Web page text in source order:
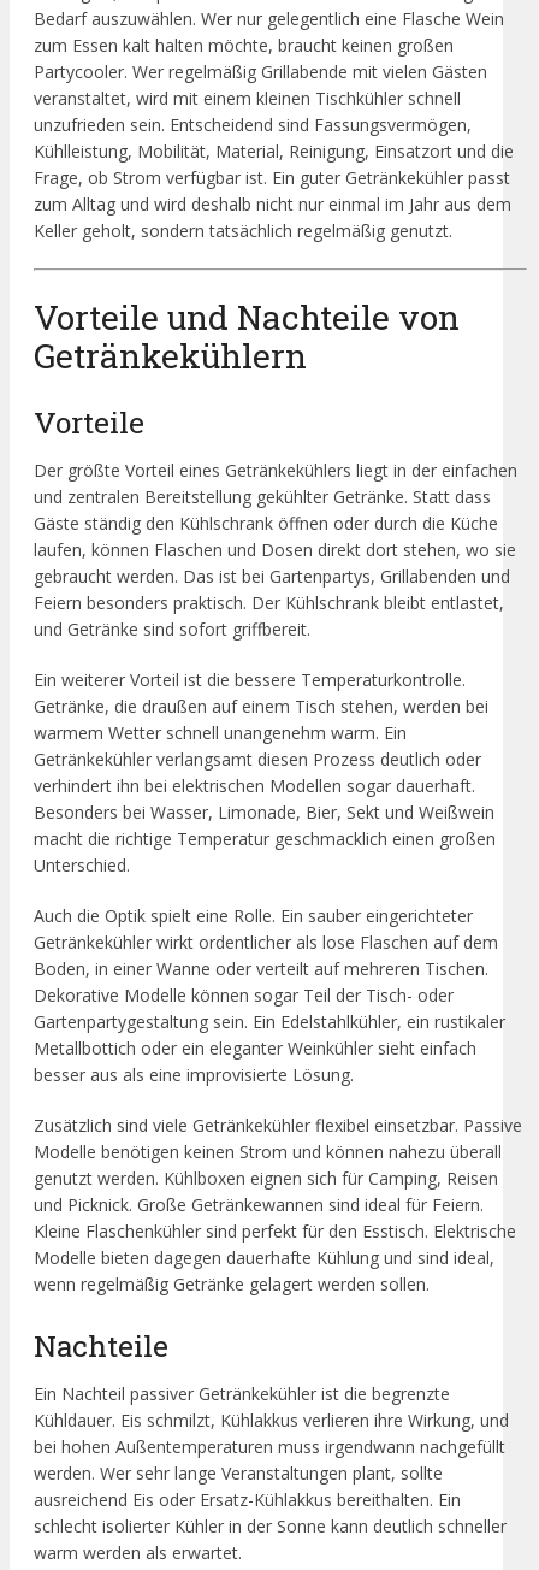
Bedarf auszuwählen. Wer nur gelegentlich eine Flasche Wein
zum Essen kalt halten möchte, braucht keinen großen
Partycooler. Wer regelmäßig Grillabende mit vielen Gästen
veranstaltet, wird mit einem kleinen Tischkühler schnell
unzufrieden sein. Entscheidend sind Fassungsvermögen,
Kühlleistung, Mobilität, Material, Reinigung, Einsatzort und die
Frage, ob Strom verfügbar ist. Ein guter Getränkekühler passt
zum Alltag und wird deshalb nicht nur einmal im Jahr aus dem
Keller geholt, sondern tatsächlich regelmäßig genutzt.
Vorteile und Nachteile von
Getränkekühlern
Vorteile
Der größte Vorteil eines Getränkekühlers liegt in der einfachen
und zentralen Bereitstellung gekühlter Getränke. Statt dass
Gäste ständig den Kühlschrank öffnen oder durch die Küche
laufen, können Flaschen und Dosen direkt dort stehen, wo sie
gebraucht werden. Das ist bei Gartenpartys, Grillabenden und
Feiern besonders praktisch. Der Kühlschrank bleibt entlastet,
und Getränke sind sofort griffbereit.
Ein weiterer Vorteil ist die bessere Temperaturkontrolle.
Getränke, die draußen auf einem Tisch stehen, werden bei
warmem Wetter schnell unangenehm warm. Ein
Getränkekühler verlangsamt diesen Prozess deutlich oder
verhindert ihn bei elektrischen Modellen sogar dauerhaft.
Besonders bei Wasser, Limonade, Bier, Sekt und Weißwein
macht die richtige Temperatur geschmacklich einen großen
Unterschied.
Auch die Optik spielt eine Rolle. Ein sauber eingerichteter
Getränkekühler wirkt ordentlicher als lose Flaschen auf dem
Boden, in einer Wanne oder verteilt auf mehreren Tischen.
Dekorative Modelle können sogar Teil der Tisch- oder
Gartenpartygestaltung sein. Ein Edelstahlkühler, ein rustikaler
Metallbottich oder ein eleganter Weinkühler sieht einfach
besser aus als eine improvisierte Lösung.
Zusätzlich sind viele Getränkekühler flexibel einsetzbar. Passive
Modelle benötigen keinen Strom und können nahezu überall
genutzt werden. Kühlboxen eignen sich für Camping, Reisen
und Picknick. Große Getränkewannen sind ideal für Feiern.
Kleine Flaschenkühler sind perfekt für den Esstisch. Elektrische
Modelle bieten dagegen dauerhafte Kühlung und sind ideal,
wenn regelmäßig Getränke gelagert werden sollen.
Nachteile
Ein Nachteil passiver Getränkekühler ist die begrenzte
Kühldauer. Eis schmilzt, Kühlakkus verlieren ihre Wirkung, und
bei hohen Außentemperaturen muss irgendwann nachgefüllt
werden. Wer sehr lange Veranstaltungen plant, sollte
ausreichend Eis oder Ersatz-Kühlakkus bereithalten. Ein
schlecht isolierter Kühler in der Sonne kann deutlich schneller
warm werden als erwartet.